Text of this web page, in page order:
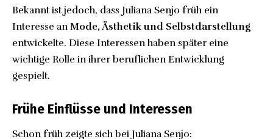
Bekannt ist jedoch, dass Juliana Senjo früh ein
Interesse an Mode, Ästhetik und Selbstdarstellung
entwickelte. Diese Interessen haben später eine
wichtige Rolle in ihrer beruflichen Entwicklung
gespielt.
Frühe Einflüsse und Interessen
Schon früh zeigte sich bei Juliana Senjo: